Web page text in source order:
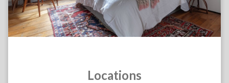
Locations